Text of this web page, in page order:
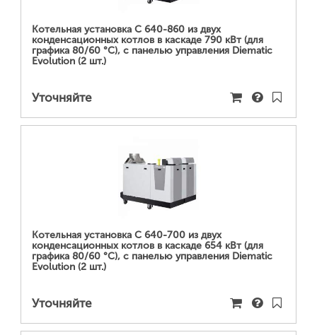
Котельная установка C 640-860 из двух
конденсационных котлов в каскаде 790 кВт (для
графика 80/60 °С), с панелью управления Diematic
Evolution (2 шт.)
Уточняйте
ПОДРОБНЕЕ...
Котельная установка C 640-700 из двух
конденсационных котлов в каскаде 654 кВт (для
графика 80/60 °С), с панелью управления Diematic
Evolution (2 шт.)
Уточняйте